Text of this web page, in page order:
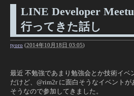
LINE Developer
行ってきた話し
tyoro (2014年10月18日 03:05)
最近 不勉強であまり勉強会とか技術イベ
だけど、@rim2r に面白そうなイベント
そうなので参加してきました。